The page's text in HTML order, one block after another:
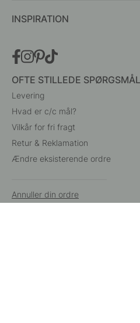
INSPIRATION
OFTE STILLEDE SPØRGSMÅL
Levering
Hvad er c/c mål?
Vilkår for fri fragt
Retur & Reklamation
Ændre eksisterende ordre
Annuller din ordre